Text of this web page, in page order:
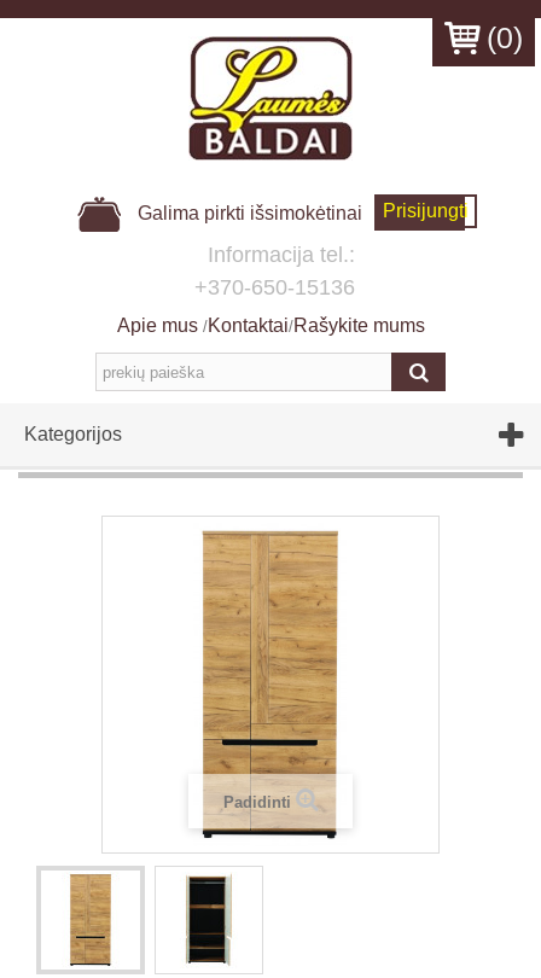
Galima pirkti išsimokėtinai Prisijungti
Informacija tel.:
+370-650-15136
Apie mus /Kontaktai/Rašykite mums
Kategorijos
(0)
Padidinti